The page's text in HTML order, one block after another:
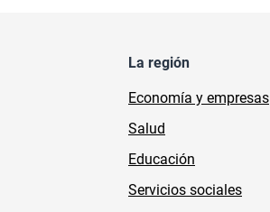
La región
Economía y empresas
Salud
Educación
Servicios sociales